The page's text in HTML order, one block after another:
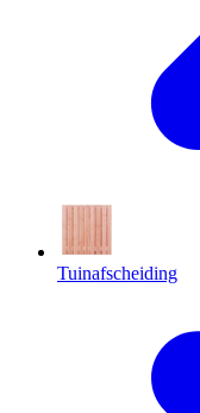
Tuinafscheiding